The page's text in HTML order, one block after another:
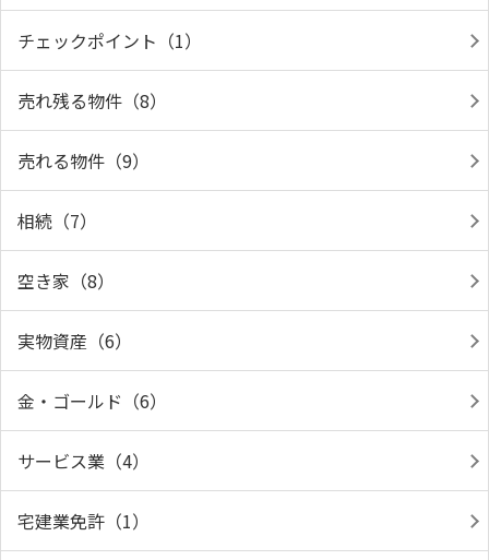
チェックポイント（1）
売れ残る物件（8）
売れる物件（9）
相続（7）
空き家（8）
実物資産（6）
金・ゴールド（6）
サービス業（4）
宅建業免許（1）